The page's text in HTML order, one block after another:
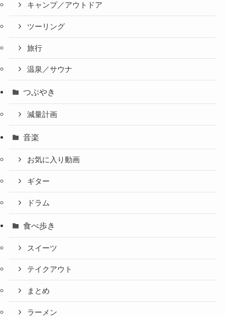
キャンプ／アウトドア
ツーリング
旅行
温泉／サウナ
つぶやき
減量計画
音楽
お気に入り動画
ギター
ドラム
食べ歩き
スイーツ
テイクアウト
まとめ
ラーメン